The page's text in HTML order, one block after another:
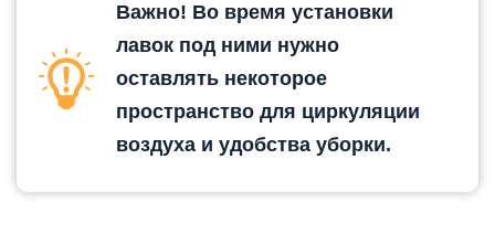
Важно! Во время установки
лавок под ними нужно
оставлять некоторое
пространство для циркуляции
воздуха и удобства уборки.